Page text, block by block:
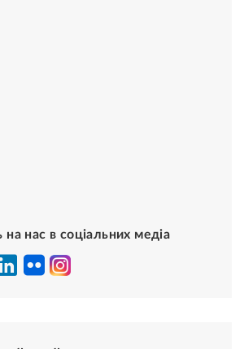
на нас в соціальних медіа